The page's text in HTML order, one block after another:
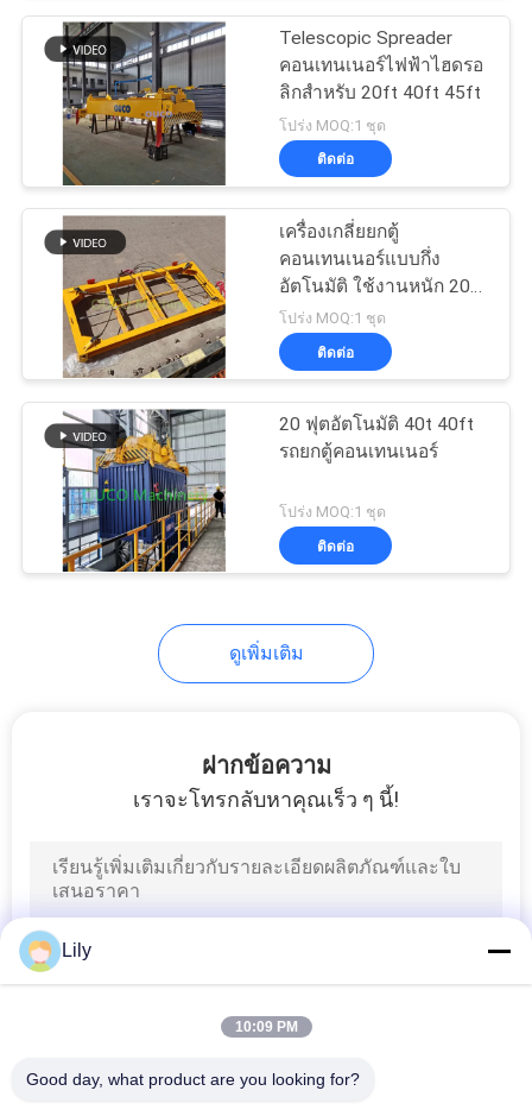
ความ
ตัว
เครนฐานนอกชายฝั่ง
เครนบนเรือ
เครนบูมยืดไสลด์
รถบรรทุกติดเครน
Telescopic Spreader
คอนเทนเนอร์ไฟฟ้าไฮดรอ
ลิกสำหรับ 20ft 40ft 45ft
โปร่ง MOQ:1 ชุด
ติดต่อ
เครื่องเกลี่ยยกตู้
คอนเทนเนอร์แบบกึ่ง
อัตโนมัติ ใช้งานหนัก 20
ฟุตด้วยตนเอง
โปร่ง MOQ:1 ชุด
ติดต่อ
20 ฟุตอัตโนมัติ 40t 40ft
รถยกตู้คอนเทนเนอร์
โปร่ง MOQ:1 ชุด
ติดต่อ
ดูเพิ่มเติม
ฝากข้อความ
เราจะโทรกลับหาคุณเร็ว ๆ นี้!
Lily
10:09 PM
Good day, what product are you looking for?